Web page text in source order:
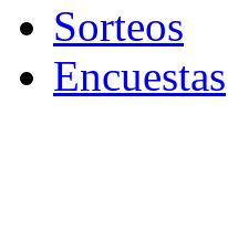
Sorteos
Encuestas